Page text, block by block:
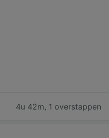
4u 42m, 1 overstappen